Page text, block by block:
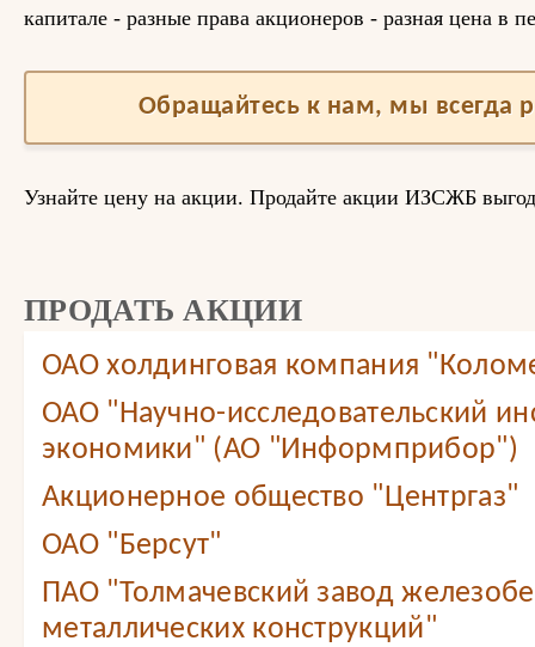
капитале - разные права акционеров - разная цена в
Обращайтесь к нам, мы всегда
Узнайте цену на акции. Продайте акции ИЗСЖБ
ПРОДАТЬ АКЦИИ
ОАО холдинговая компания
ОАО "Научно-исследовательский
экономики" (АО "Информприбор")
Акционерное общество "Центргаз"
ОАО "Берсут"
ПАО "Толмачевский завод
металлических конструкций"